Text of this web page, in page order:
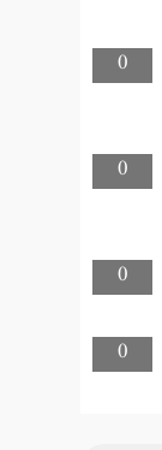
0
0
0
0